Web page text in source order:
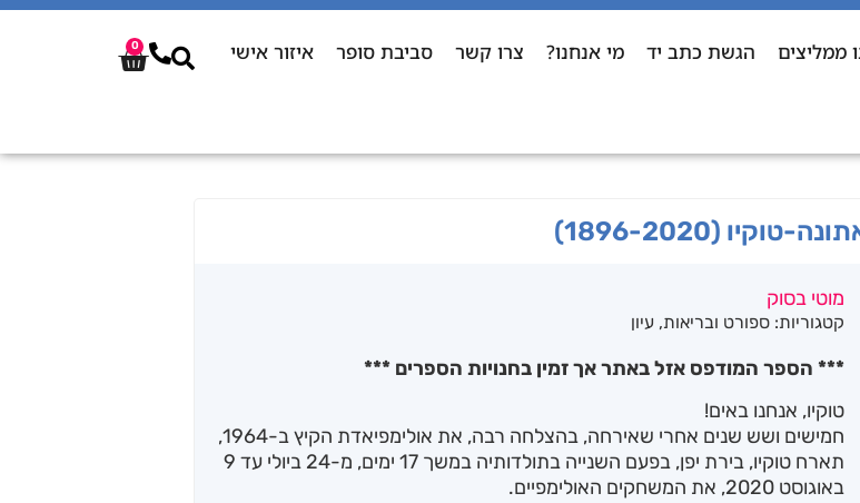
ממליצים הגשת כתב יד מי אנחנו? צרו קשר סביבת סופר איזור אישי 0
(1896-2020)
מוטי בסוק
קטגוריות: ספורט ובריאות, עיון
*** הספר המודפס אזל באתר אך זמין בחנויות הספרים ***
טוקיו, אנחנו באים!
חמישים ושש שנים אחרי שאירחה, בהצלחה רבה, את אולימפיאדת הקיץ ב-1964,
תארח טוקיו, בירת יפן, בפעם השנייה בתולדותיה במשך 17 ימים, מ-24 ביולי עד 9
באוגוסט 2020, את המשחקים האולימפיים.